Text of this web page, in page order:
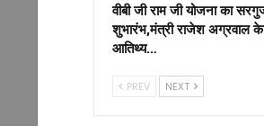
वीबी जी राम जी योजना का
शुभारंभ,मंत्री राजेश अग्रवाल
आतिथ्य…
PREV NEXT